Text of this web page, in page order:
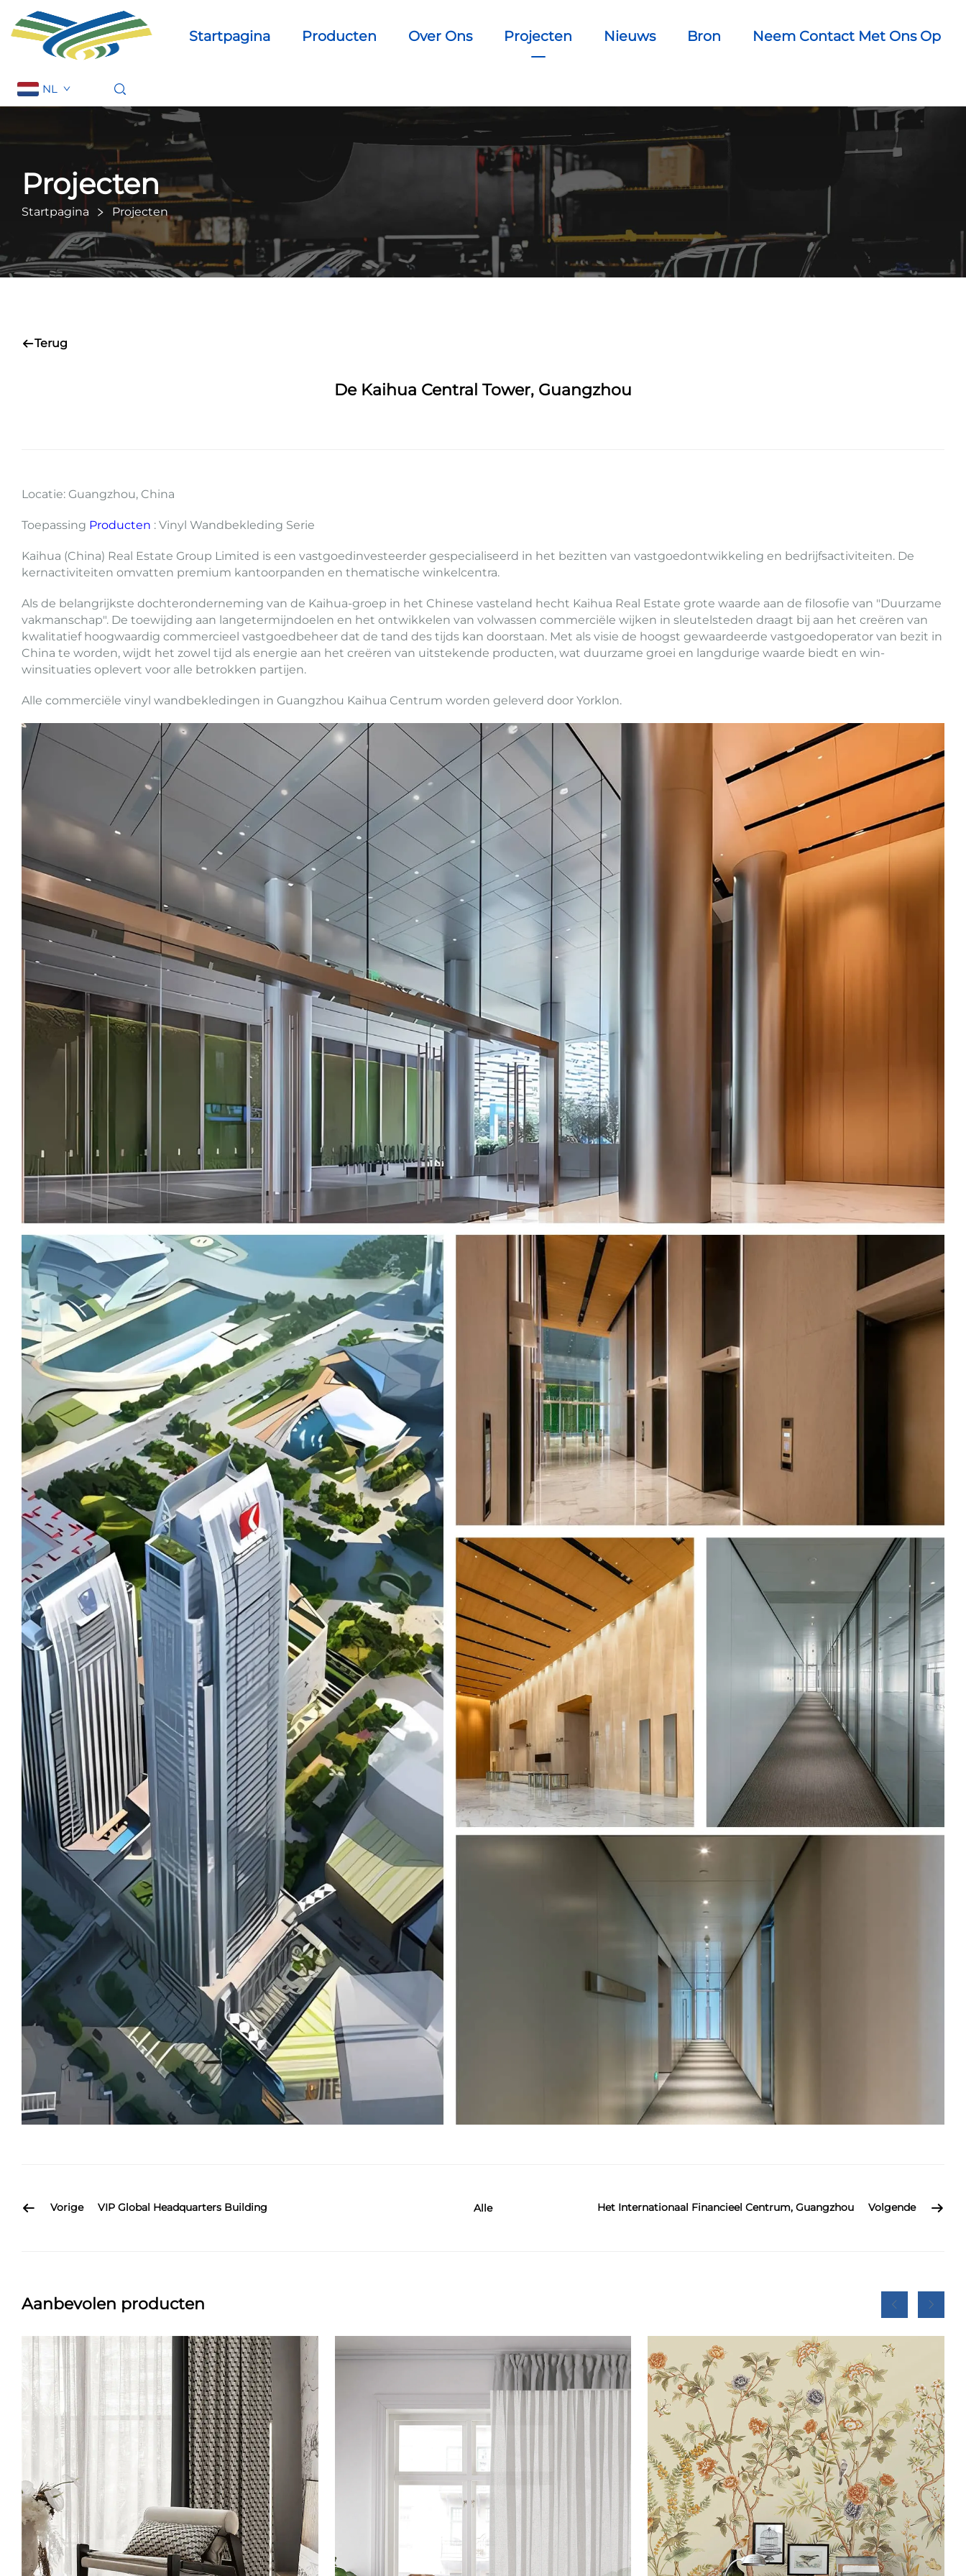
Startpagina Producten Over Ons Projecten Nieuws Bron Neem Contact Met Ons Op
NL
Projecten
Startpagina Projecten
Terug
De Kaihua Central Tower, Guangzhou
Locatie: Guangzhou, China
Toepassing Producten : Vinyl Wandbekleding Serie
Kaihua (China) Real Estate Group Limited is een vastgoedinvesteerder gespecialiseerd in het bezitten van vastgoedontwikkeling en bedrijfsactiviteiten. De
kernactiviteiten omvatten premium kantoorpanden en thematische winkelcentra.
Als de belangrijkste dochteronderneming van de Kaihua-groep in het Chinese vasteland hecht Kaihua Real Estate grote waarde aan de filosofie van "Duurzame
vakmanschap". De toewijding aan langetermijndoelen en het ontwikkelen van volwassen commerciële wijken in sleutelsteden draagt bij aan het creëren van
kwalitatief hoogwaardig commercieel vastgoedbeheer dat de tand des tijds kan doorstaan. Met als visie de hoogst gewaardeerde vastgoedoperator van bezit in
China te worden, wijdt het zowel tijd als energie aan het creëren van uitstekende producten, wat duurzame groei en langdurige waarde biedt en win-
winsituaties oplevert voor alle betrokken partijen.
Alle commerciële vinyl wandbekledingen in Guangzhou Kaihua Centrum worden geleverd door Yorklon.
Vorige VIP Global Headquarters Building Alle Het Internationaal Financieel Centrum, Guangzhou Volgende
Aanbevolen producten